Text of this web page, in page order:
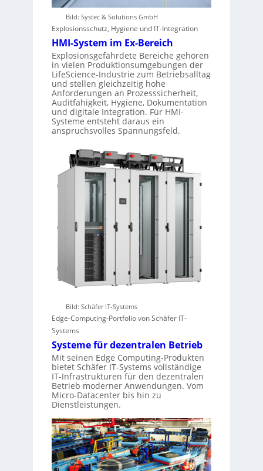
Bild: Systec & Solutions GmbH
Explosionsschutz, Hygiene und IT-Integration
HMI-System im Ex-Bereich
Explosionsgefährdete Bereiche gehören
in vielen Produktionsumgebungen der
LifeScience-Industrie zum Betriebsalltag
und stellen gleichzeitig hohe
Anforderungen an Prozesssicherheit,
Auditfähigkeit, Hygiene, Dokumentation
und digitale Integration. Für HMI-
Systeme entsteht daraus ein
anspruchsvolles Spannungsfeld.
Bild: Schäfer IT-Systems
Edge-Computing-Portfolio von Schäfer IT-
Systems
Systeme für dezentralen Betrieb
Mit seinen Edge Computing-Produkten
bietet Schäfer IT-Systems vollständige
IT-Infrastrukturen für den dezentralen
Betrieb moderner Anwendungen. Vom
Micro-Datacenter bis hin zu
Dienstleistungen.